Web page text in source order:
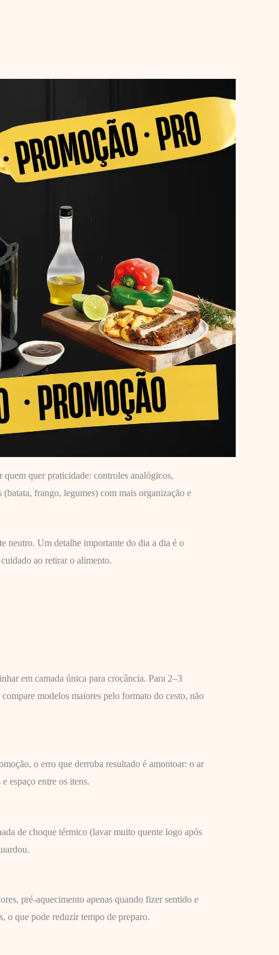
quer praticidade: controles analógicos,
frango, legumes) com mais organização e
neutro. Um detalhe importante do dia a dia é o
ao retirar o alimento.
em camada única para crocância. Para 2–3
modelos maiores pelo formato do cesto, não
o erro que derruba resultado é amontoar: o ar
espaço entre os itens.
de choque térmico (lavar muito quente logo após
pré-aquecimento apenas quando fizer sentido e
o que pode reduzir tempo de preparo.